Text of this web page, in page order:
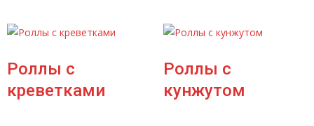
Роллы с
креветками
Роллы с
кунжутом